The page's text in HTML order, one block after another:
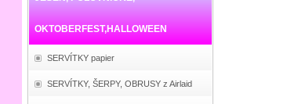
OKTOBERFEST,HALLOWEEN
SERVÍTKY papier
SERVÍTKY, ŠERPY, OBRUSY z Airlaid